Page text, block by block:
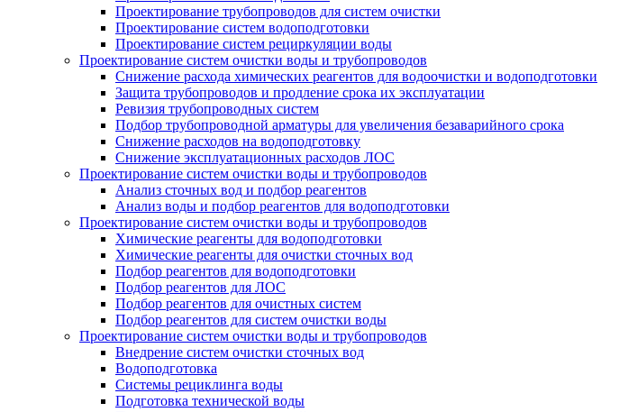
Проектирование трубопроводов для систем очистки
Проектирование систем водоподготовки
Проектирование систем рециркуляции воды
Проектирование систем очистки воды и трубопроводов
Снижение расхода химических реагентов для водоочистки и водоподготовки
Защита трубопроводов и продление срока их эксплуатации
Ревизия трубопроводных систем
Подбор трубопроводной арматуры для увеличения безаварийного срока
Снижение расходов на водоподготовку
Снижение эксплуатационных расходов ЛОС
Проектирование систем очистки воды и трубопроводов
Анализ сточных вод и подбор реагентов
Анализ воды и подбор реагентов для водоподготовки
Проектирование систем очистки воды и трубопроводов
Химические реагенты для водоподготовки
Химические реагенты для очистки сточных вод
Подбор реагентов для водоподготовки
Подбор реагентов для ЛОС
Подбор реагентов для очистных систем
Подбор реагентов для систем очистки воды
Проектирование систем очистки воды и трубопроводов
Внедрение систем очистки сточных вод
Водоподготовка
Системы рециклинга воды
Подготовка технической воды